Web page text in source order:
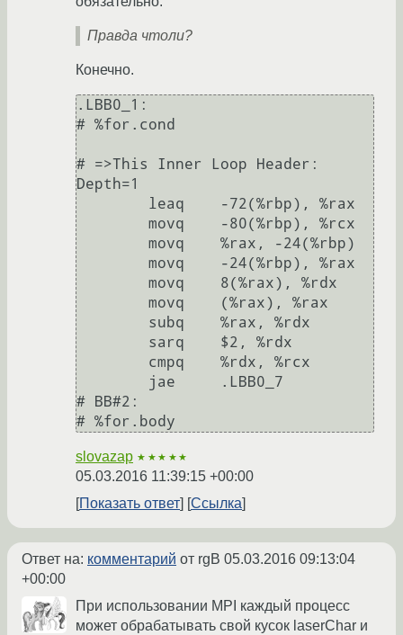
Правда чтоли?
Конечно.
.LBB0_1:
# %for.cond
# =>This Inner Loop Header:
Depth=1
# BB#2:
slovazap ★★★★★
05.03.2016 11:39:15 +00:00
Показать ответ
Ссылка
Ответ на: комментарий от rgB 05.03.2016 09:13:04
+00:00
При использовании MPI каждый процесс
может обрабатывать свой кусок laserChar и